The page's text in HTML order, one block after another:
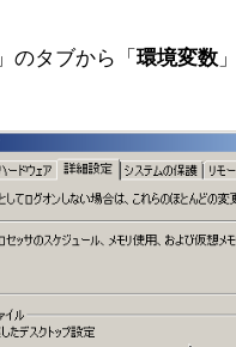
」のタブから「 環境変数